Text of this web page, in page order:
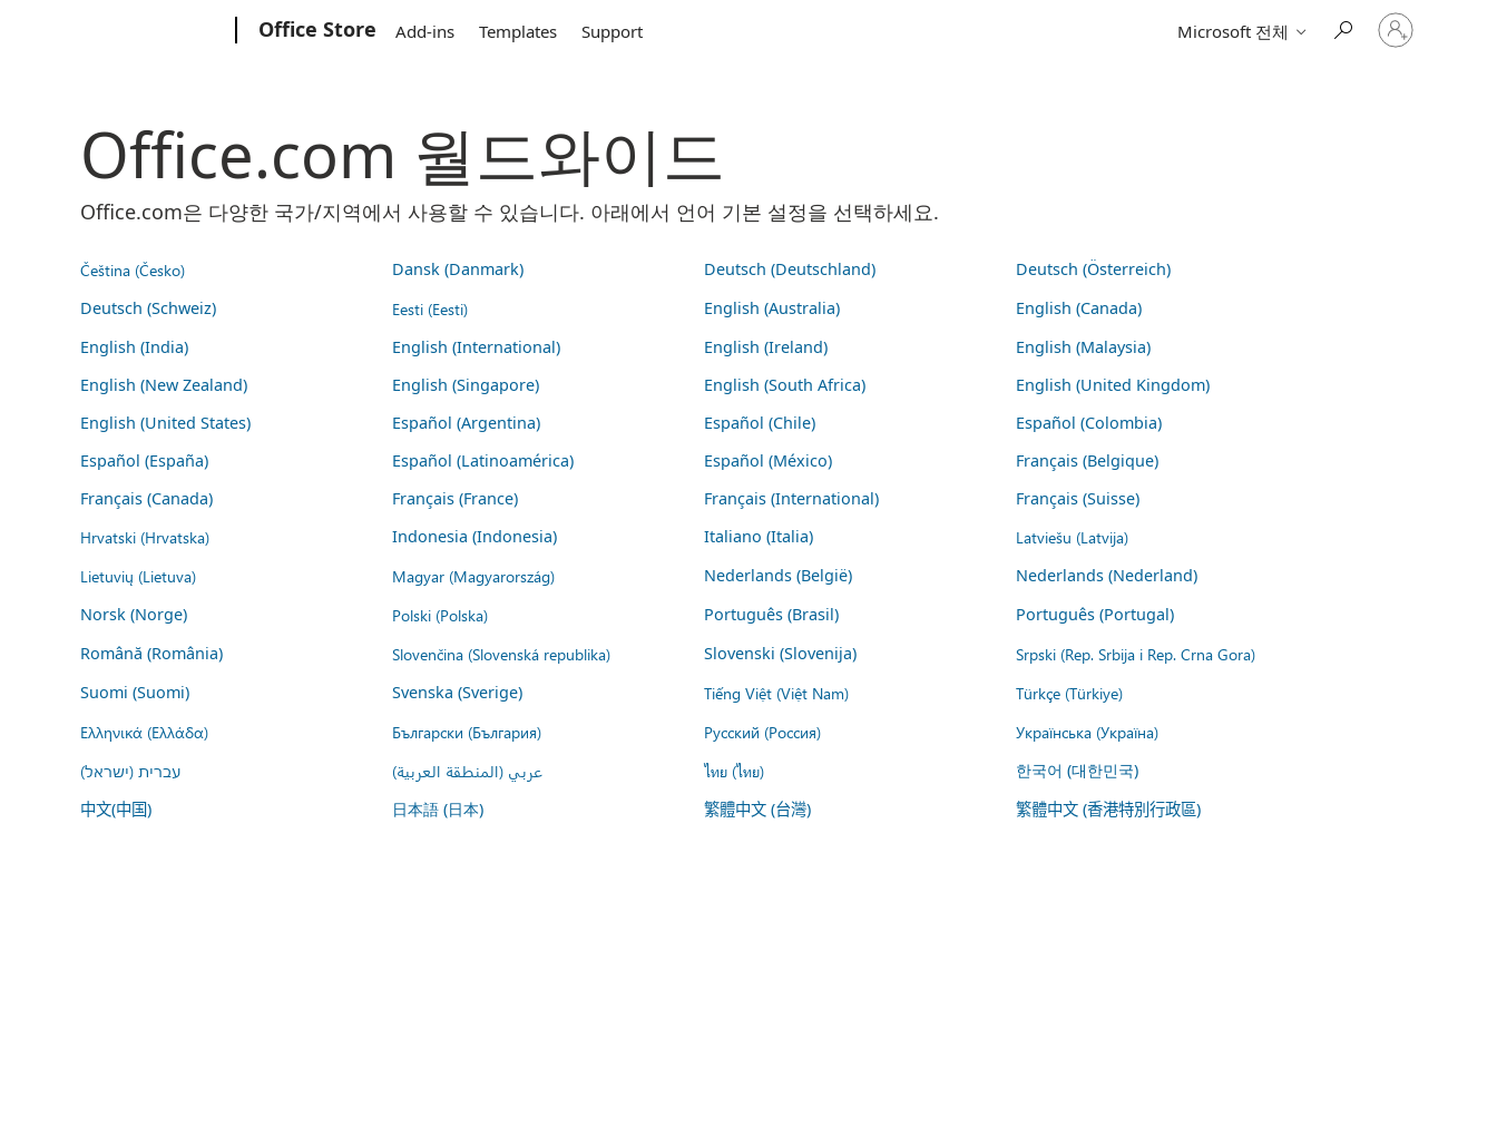
Office Store Add-ins Templates Support Microsoft 전체
귀
하
Office.com 월드와이드
Office.com은 다양한 국가/지역에서 사용할 수 있습니다. 아래에서 언어 기본 설정을 선택하세요.
Čeština (Česko) Dansk (Danmark) Deutsch (Deutschland)
Deutsch (Österreich)
Deutsch (Schweiz)
Eesti (Eesti) English (Australia)
English (Canada)
English (India)
English (International) English (Ireland)
English (Malaysia)
English (New Zealand)
English (Singapore) English (South Africa)
English (United Kingdom)
English (United States)
Español (Argentina) Español (Chile)
Español (Colombia)
Español (España)
Español (Latinoamérica) Español (México)
Français (Belgique)
Français (Canada)
Français (France) Français (International) Français (Suisse)
Hrvatski (Hrvatska) Indonesia (Indonesia) Italiano (Italia)
Latviešu (Latvija)
Lietuvių (Lietuva)
Magyar (Magyarország) Nederlands (België)
Nederlands (Nederland)
Norsk (Norge)
Polski (Polska) Português (Brasil)
Português (Portugal)
Română (România)
Slovenčina (Slovenská republika) Slovenski (Slovenija) Srpski (Rep. Srbija i Rep. Crna Gora)
Suomi (Suomi) Svenska (Sverige) Tiếng Việt (Việt Nam)
Türkçe (Türkiye)
Ελληνικά (Ελλάδα)
Български (България) Русский (Россия)
Українська (Україна)
עברית (ישראל)
عربي (المنطقة العربية) ไทย (ไทย)
한국어 (대한민국)
中文(中国)
日本語 (日本) 繁體中文 (台灣) 繁體中文 (香港特別行政區)